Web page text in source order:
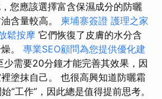
您應該選擇富含保濕成分的防曬
含量較高。 柬埔寨簽證 護理之家
鬆按摩 它們恢復了皮膚的水分含
。 專業SEO顧問為您提供優化建
少需要20分鐘才能完善其效果，因
塗抹自己。 也很高興知道防曬霜
“工作”，因此總是值得提前思考。